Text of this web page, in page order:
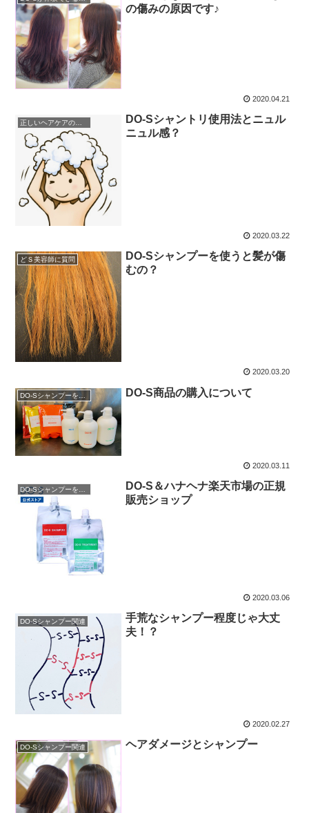
の傷みの原因です♪
2020.04.21
正しいヘアケアの仕方
DO-Sシャントリ使用法とニュル
ニュル感？
2020.03.22
どＳ美容師に質問
DO-Sシャンプーを使うと髪が傷
むの？
2020.03.20
DO-S商品の購入について
2020.03.11
DO-S＆ハナヘナ楽天市場の正規
販売ショップ
2020.03.06
DO-Sシャンプー関連
手荒なシャンプー程度じゃ大丈
夫！？
2020.02.27
DO-Sシャンプー関連 ヘアダメージとシャンプー